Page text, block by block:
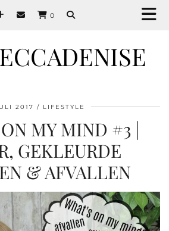
0
2017 LIFESTYLE
MY MIND #3 |
GEKLEURDE
& AFVALLEN